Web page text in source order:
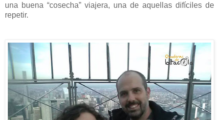
una buena “cosecha” viajera, una de aquellas difíciles de
repetir.